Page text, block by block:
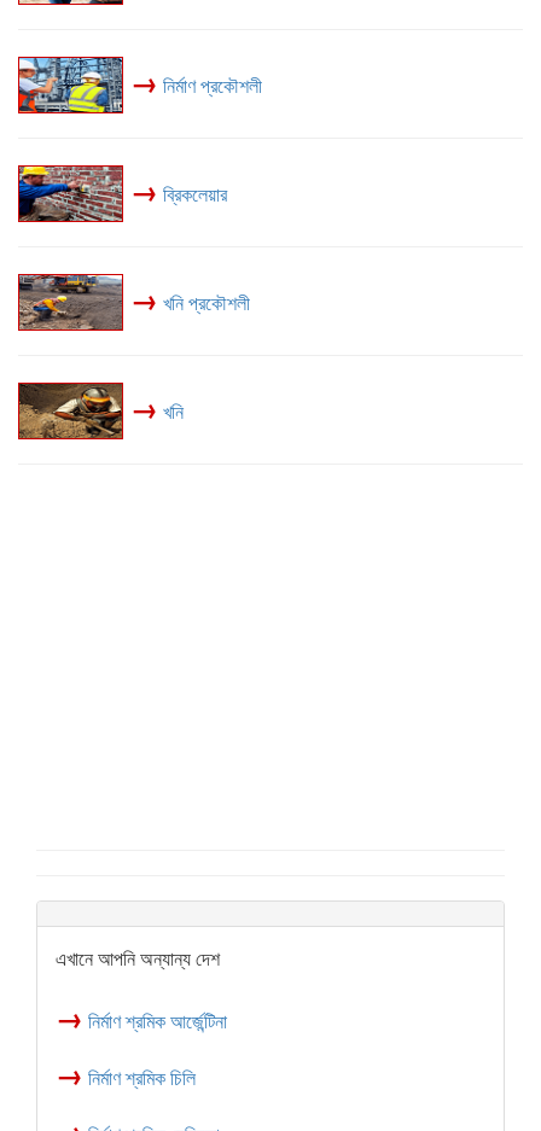
→ নির্মাণ প্রকৌশলী
→ ব্রিকলেয়ার
→ খনি প্রকৌশলী
→ খনি
এখানে আপনি অন্যান্য দেশ
→ নির্মাণ শ্রমিক আর্জেন্টিনা
→ নির্মাণ শ্রমিক চিলি